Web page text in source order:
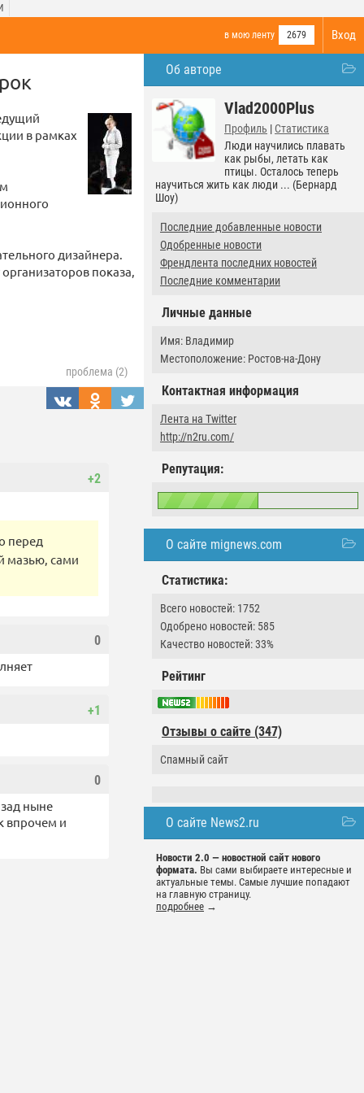
Вход
в мою ленту 2679
Об авторе
Vlad2000Plus
Профиль | Статистика
Люди научились плавать
как рыбы, летать как
птицы. Осталось теперь
научиться жить как люди ... (Бернард
Шоу)
Последние добавленные новости
Одобренные новости
Френдлента последних новостей
Последние комментарии
Личные данные
Имя: Владимир
Местоположение: Ростов-на-Дону
Контактная информация
Лента на Twitter
http://n2ru.com/
Репутация:
О сайте mignews.com
Статистика:
Всего новостей: 1752
Одобрено новостей: 585
Качество новостей: 33%
Рейтинг
Отзывы о сайте (347)
Спамный сайт
О сайте News2.ru
Новости 2.0 — новостной сайт нового
формата. Вы сами выбираете интересные и
актуальные темы. Самые лучшие попадают
на главную страницу.
подробнее →
в рамках
дизайнера.
показа,
проблема (2)
+2
перед
мазью, сами
0
+1
0
ныне
впрочем и